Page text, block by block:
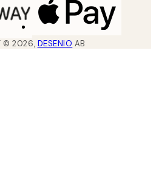
©2026, DESENIO AB